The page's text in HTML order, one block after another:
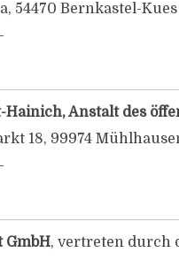
54470 Bernkastel-Kues
Hainich, Anstalt des
18, 99974
GmbH, vertreten durch